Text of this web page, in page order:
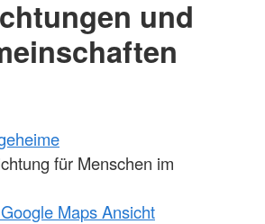
und
für Menschen im
Maps Ansicht